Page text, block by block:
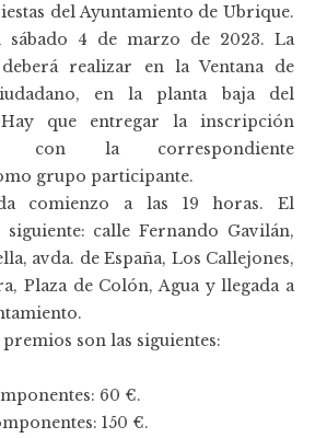
del Ayuntamiento de Ubrique.
sábado 4 de marzo de 2023. La
realizar en la Ventana de
en la planta baja del
Hay que entregar la inscripción
con la correspondiente
grupo participante.
comienzo a las 19 horas. El
calle Fernando Gavilán,
avda. de España, Los Callejones,
Plaza de Colón, Agua y llegada a
son las siguientes:
60 €.
150 €.